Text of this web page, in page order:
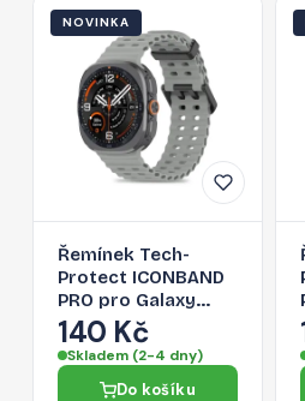
NOVINKA
Řemínek Tech-
Protect ICONBAND
PRO pro Galaxy
Watch Ultra 1 / 2
2024-2026 (47 mm)
- crayón grey
140 Kč
Skladem (2-4 dny)
Do košíku